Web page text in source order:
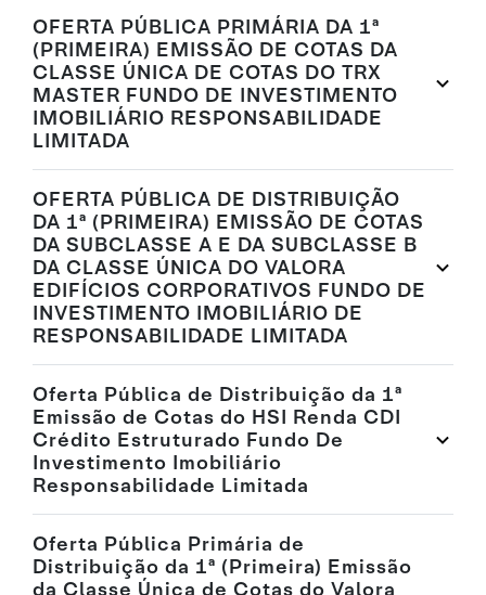
OFERTA PÚBLICA PRIMÁRIA DA 1ª
(PRIMEIRA) EMISSÃO DE COTAS DA
CLASSE ÚNICA DE COTAS DO TRX
MASTER FUNDO DE INVESTIMENTO
IMOBILIÁRIO RESPONSABILIDADE
LIMITADA
OFERTA PÚBLICA DE DISTRIBUIÇÃO
DA 1ª (PRIMEIRA) EMISSÃO DE COTAS
DA SUBCLASSE A E DA SUBCLASSE B
DA CLASSE ÚNICA DO VALORA
EDIFÍCIOS CORPORATIVOS FUNDO DE
INVESTIMENTO IMOBILIÁRIO DE
RESPONSABILIDADE LIMITADA
Oferta Pública de Distribuição da 1ª
Emissão de Cotas do HSI Renda CDI
Crédito Estruturado Fundo De
Investimento Imobiliário
Responsabilidade Limitada
Oferta Pública Primária de
Distribuição da 1ª (Primeira) Emissão
da Classe Única de Cotas do Valora